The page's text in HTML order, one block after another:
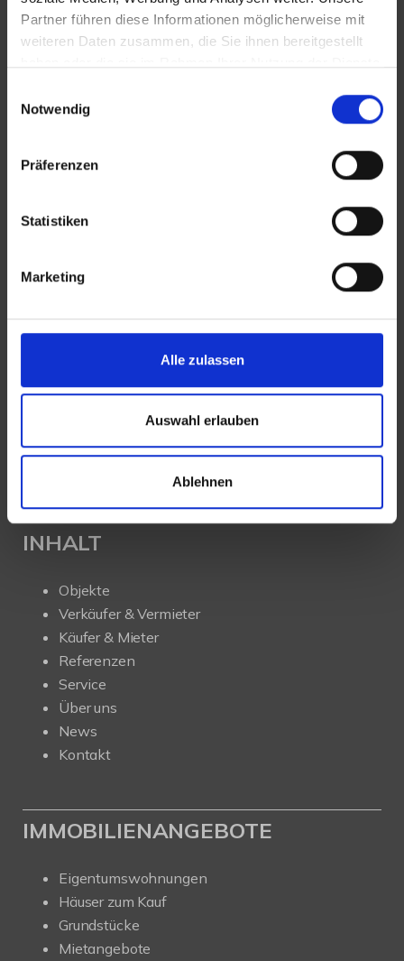
Partner führen diese Informationen möglicherweise mit
weiteren Daten zusammen, die Sie ihnen bereitgestellt
Notwendig
Präferenzen
Statistiken
Marketing
Alle zulassen
Auswahl erlauben
Ablehnen
Lünendonk Immobilien GmbH & Co. KG
E-Mail:info@mli24.de
stehen wir Ihnen beim Verkauf und bei der Vermietung
Ihrer Immobilie zur Seite.
beraten wir Sie in allen Fragen rund um Ihr Haus oder
Ihre Wohnung in Augsburg. Sprechen Sie uns an - wir
INHALT
Objekte
Verkäufer & Vermieter
Käufer & Mieter
Referenzen
Service
Über uns
News
Kontakt
IMMOBILIENANGEBOTE
Eigentumswohnungen
Häuser zum Kauf
Grundstücke
Mietangebote